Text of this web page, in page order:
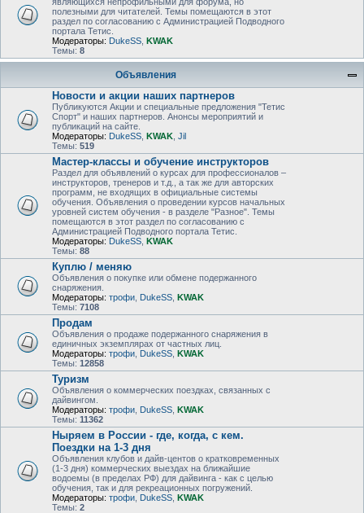
полезными для читателей. Темы помещаются в этот
раздел по согласованию с Администрацией Подводного
портала Тетис.
Модераторы: DukeSS KWAK
Темы: 8
Объявления
Новости и акции наших партнеров
Публикуются Акции и специальные предложения "Тетис
Спорт" и наших партнеров. Анонсы мероприятий и
публикаций на сайте.
Модераторы: DukeSS KWAK Jil
Темы: 519
Мастер-классы и обучение инструкторов
Раздел для объявлений о курсах для профессионалов –
инструкторов, тренеров и т.д., а так же для авторских
программ, не входящих в официальные системы
обучения. Объявления о проведении курсов начальных
уровней систем обучения - в разделе "Разное". Темы
помещаются в этот раздел по согласованию с
Администрацией Подводного портала Тетис.
Модераторы: DukeSS KWAK
Темы: 88
Куплю / меняю
Объявления о покупке или обмене подержанного
снаряжения.
Модераторы: трофи DukeSS KWAK
Темы: 7108
Продам
Объявления о продаже подержанного снаряжения в
единичных экземплярах от частных лиц.
Модераторы: трофи DukeSS KWAK
Темы: 12858
Туризм
Объявления о коммерческих поездках, связанных с
дайвингом.
Модераторы: трофи DukeSS KWAK
Темы: 11362
Ныряем в России - где, когда, с кем.
Поездки на 1-3 дня
Объявления клубов и дайв-центов о кратковременных
(1-3 дня) коммерческих выездах на ближайшие
водоемы (в пределах РФ) для дайвинга - как с целью
обучения, так и для рекреационных погружений.
Модераторы: трофи DukeSS KWAK
Темы: 2